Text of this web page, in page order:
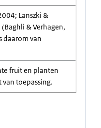
Lanszki &
& Verhagen,
daarom van
fruit en planten
toepassing.